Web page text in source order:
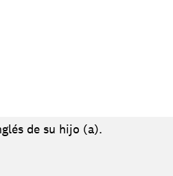
de su hijo (a).